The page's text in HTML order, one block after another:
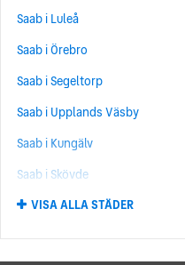
Saab 9-7X (2)
Saab 93 (1)
Saab i Luleå
Saab i Örebro
Saab i Segeltorp
Saab i Upplands Väsby
Saab i Kungälv
Saab i Skövde
Saab i Umeå
Saab i Norrköping
VISA ALLA STÄDER